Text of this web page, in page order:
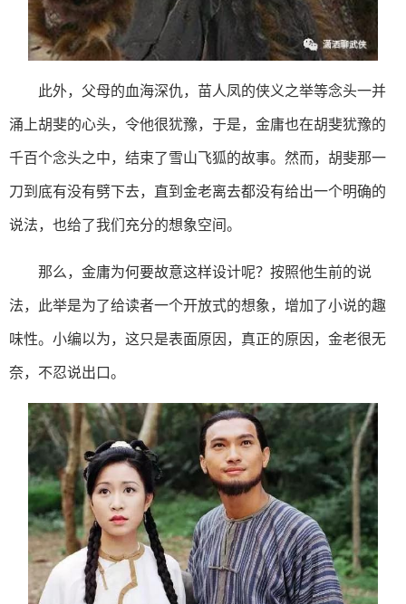
此外，父母的血海深仇，苗人凤的侠义之举等念头一并
涌上胡斐的心头，令他很犹豫，于是，金庸也在胡斐犹豫的
千百个念头之中，结束了雪山飞狐的故事。然而，胡斐那一
刀到底有没有劈下去，直到金老离去都没有给出一个明确的
说法，也给了我们充分的想象空间。
那么，金庸为何要故意这样设计呢？按照他生前的说
法，此举是为了给读者一个开放式的想象，增加了小说的趣
味性。小编以为，这只是表面原因，真正的原因，金老很无
奈，不忍说出口。